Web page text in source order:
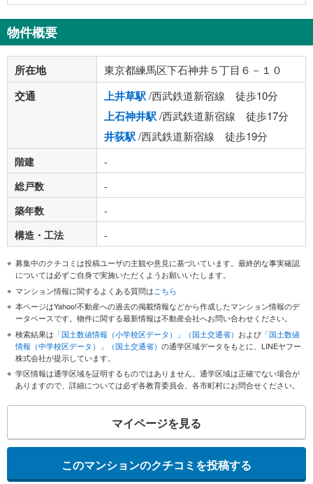
物件概要
所在地 東京都練馬区下石神井５丁目６－１０
交通 上井草駅/西武鉄道新宿線 徒歩10分
上石神井駅/西武鉄道新宿線 徒歩17分
井荻駅/西武鉄道新宿線 徒歩19分
階建
-
総戸数
-
築年数
-
構造・工法
-
募集中のクチコミは投稿ユーザの主観や意見に基づいています。最終的な事実確認
については必ずご自身で実施いただくようお願いいたします。
マンション情報に関するよくある質問はこちら
本ページはYahoo!不動産への過去の掲載情報などから作成したマンション情報のデ
ータベースです。物件に関する最新情報は不動産会社へお問い合わせください。
検索結果は 「国土数値情報（小学校区データ）」（国土交通省） および 「国土数値
情報（中学校区データ）」（国土交通省） の通学区域データをもとに、LINEヤフー
株式会社が提示しています。
学区情報は通学区域を証明するものではありません。通学区域は正確でない場合が
ありますので、詳細については必ず各教育委員会、各市町村にお問合せください。
マイページを見る
このマンションのクチコミを投稿する